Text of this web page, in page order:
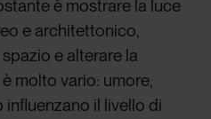
è mostrare la luce
e architettonico,
e alterare la
molto vario: umore,
il livello di